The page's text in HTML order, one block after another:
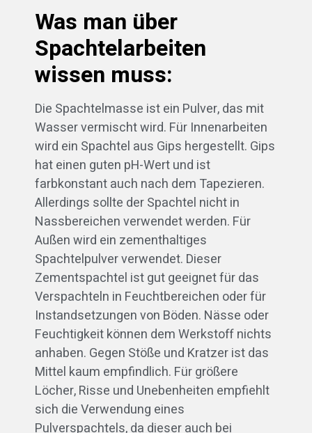
Was man über
Spachtelarbeiten
wissen muss:
Die Spachtelmasse ist ein Pulver, das mit
Wasser vermischt wird. Für Innenarbeiten
wird ein Spachtel aus Gips hergestellt. Gips
hat einen guten pH-Wert und ist
farbkonstant auch nach dem Tapezieren.
Allerdings sollte der Spachtel nicht in
Nassbereichen verwendet werden. Für
Außen wird ein zementhaltiges
Spachtelpulver verwendet. Dieser
Zementspachtel ist gut geeignet für das
Verspachteln in Feuchtbereichen oder für
Instandsetzungen von Böden. Nässe oder
Feuchtigkeit können dem Werkstoff nichts
anhaben. Gegen Stöße und Kratzer ist das
Mittel kaum empfindlich. Für größere
Löcher, Risse und Unebenheiten empfiehlt
sich die Verwendung eines
Pulverspachtels, da dieser auch bei